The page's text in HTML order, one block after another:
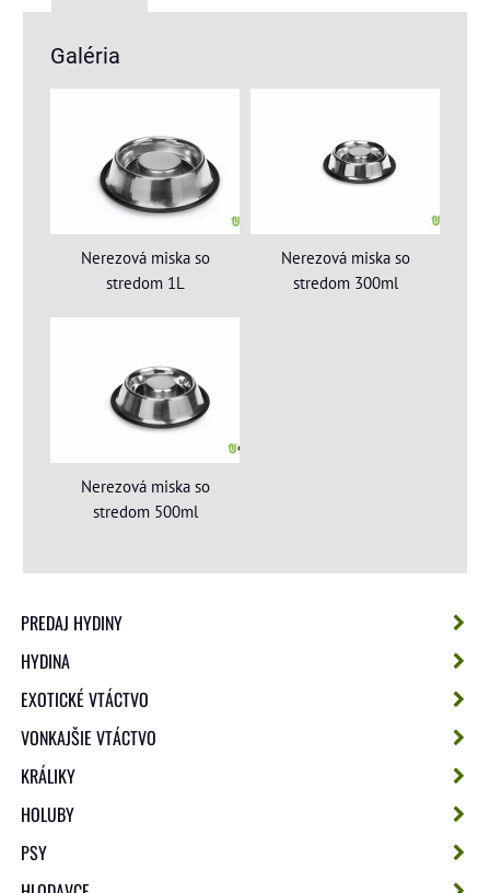
Galéria
Nerezová miska so
stredom 1L
Nerezová miska so
stredom 300ml
Nerezová miska so
stredom 500ml
PREDAJ HYDINY
HYDINA
EXOTICKÉ VTÁCTVO
VONKAJŠIE VTÁCTVO
KRÁLIKY
HOLUBY
PSY